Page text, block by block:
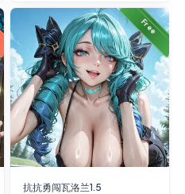
Free
抗抗勇闯瓦洛兰1.5